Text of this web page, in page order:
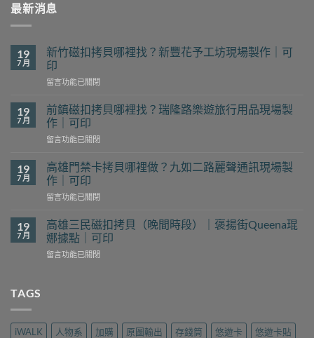
最新消息
19
7 月
新竹磁扣拷貝哪裡找？新豐花予工坊現場製作｜可
印
在
竹
磁
扣
拷
哪
裡
找？
新
花
予
坊
留言功能已關閉
19
7 月
前鎮磁扣拷貝哪裡找？瑞隆路樂遊旅行用品現場製
作｜可印
在
鎮
磁
扣
拷
哪
裡
找？
瑞
留言功能已關閉
19
7 月
高雄門禁卡拷貝哪裡做？九如二路麗聲通訊現場製
作｜可印
在
雄
門
禁
卡
九
留言功能已關閉
19
7 月
高雄三民磁扣拷貝（晚間時段）｜褒揚街Queena琨
娜據點｜可印
在
扣
留言功能已關閉
TAGS
iWALK 人物系 加購 原圖輸出 存錢筒 悠遊卡 悠遊卡貼